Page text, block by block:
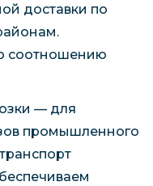
доставки по
соотношению
— для
промышленного